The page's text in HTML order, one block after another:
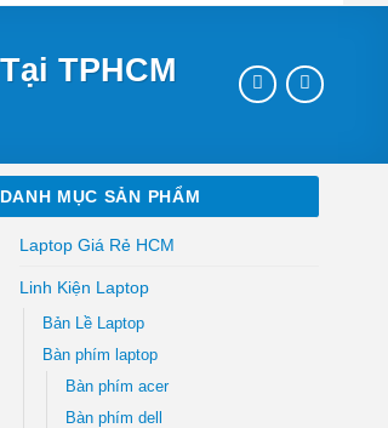
TPHCM
DANH MỤC SẢN PHẨM
Laptop Giá Rẻ HCM
Linh Kiện Laptop
Bản Lề Laptop
Bàn phím laptop
Bàn phím acer
Bàn phím dell